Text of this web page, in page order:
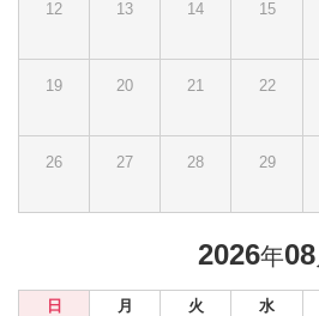
12 13 14 15
19 20 21 22
26 27 28 29
2026年08
日 月 火 水